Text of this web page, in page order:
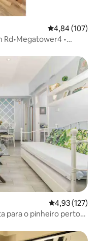
4,84 de uma
4,84 (107)
Rd•Megatower4 •
4,93 de uma
4,93 (127)
para o pinheiro perto